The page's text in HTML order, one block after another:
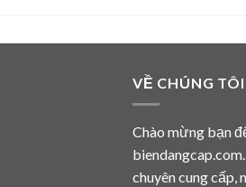
VỀ CHÚNG TÔI
Chào mừng bạn
chuyên cung cấp,